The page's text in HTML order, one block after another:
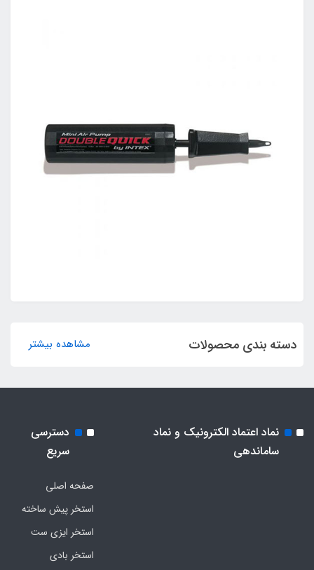
دسته بندی محصولات مشاهده بیشتر
نماد اعتماد الکترونیک و نماد
ساماندهی
دسترسی
سریع
صفحه اصلی
استخر پیش ساخته
استخر ایزی ست
استخر بادی